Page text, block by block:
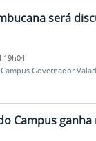
será
19h04
Campus Governador
Campus